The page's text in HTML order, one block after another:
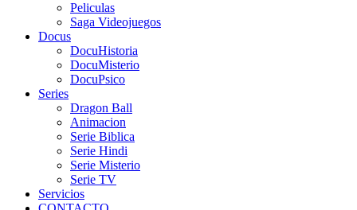
Peliculas
Saga Videojuegos
Docus
DocuHistoria
DocuMisterio
DocuPsico
Series
Dragon Ball
Animacion
Serie Biblica
Serie Hindi
Serie Misterio
Serie TV
Servicios